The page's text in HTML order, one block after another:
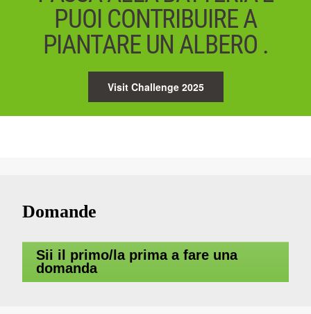
PUOI CONTRIBUIRE A
PIANTARE UN ALBERO .
Visit Challenge 2025
Domande
Sii il primo/la prima a fare una
domanda